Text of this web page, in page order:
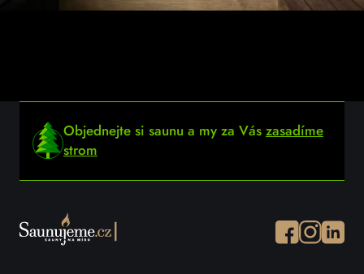
Objednejte si saunu a my za Vás zasadíme
strom
Facebook
Instagram